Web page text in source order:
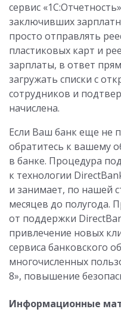
сервис
заключивших
просто отправлять
пластиковых карт и
зарплаты, в ответ
загружать списки с
сотрудников и
начислена.
Если Ваш банк еще не
обратитесь к вашему
в банке. Процедура
к технологии
и занимает, по нашей
месяцев до полугода.
от поддержки
привлечение новых
сервиса банковского
многочисленных
8», повышение
Информационные